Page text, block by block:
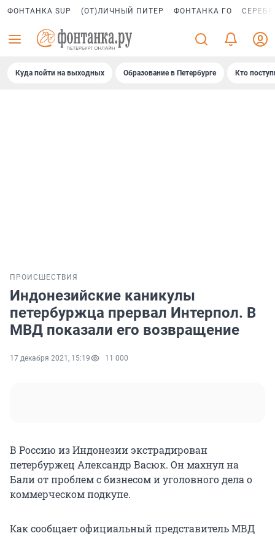
ФОНТАНКА SUP (ОТ)ЛИЧНЫЙ ПИТЕР ФОНТАНКА ГО
Куда пойти на выходных Образование в Петербурге Кто
ПРОИСШЕСТВИЯ
Индонезийские каникулы
петербуржца прервал Интерпол. В
МВД показали его возвращение
17 декабря 2021, 15:19 11 000
В Россию из Индонезии экстрадирован
петербуржец Александр Васюк. Он махнул на
Бали от проблем с бизнесом и уголовного дела о
коммерческом подкупе.
Как сообщает официальный представитель МВД